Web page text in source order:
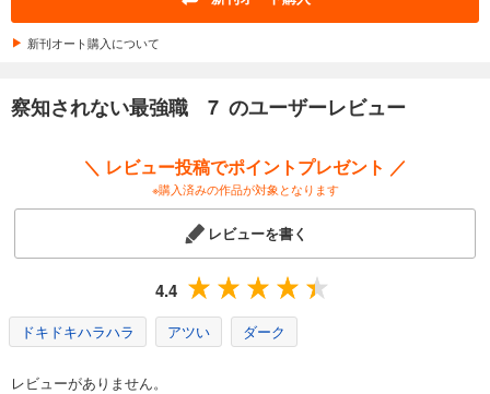
新刊オート購入について
察知されない最強職 7 のユーザーレビュー
＼ レビュー投稿でポイントプレゼント ／
※購入済みの作品が対象となります
レビューを書く
4.4
ドキドキハラハラ アツい ダーク
レビューがありません。